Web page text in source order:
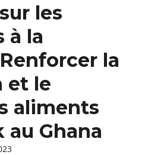
les
à la
la
et le
aliments
au Ghana